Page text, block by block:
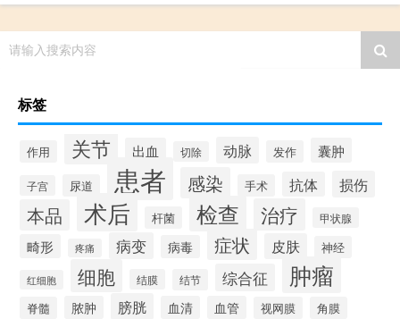
请输入搜索内容
标签
作用 关节 出血 切除 动脉 发作 囊肿
子宫 尿道 患者 感染 手术 抗体 损伤
本品 术后 杆菌 检查 治疗 甲状腺
畸形 疼痛 病变 病毒 症状 皮肤 神经
红细胞 细胞 结膜 结节 综合征 肿瘤
脊髓 脓肿 膀胱 血清 血管 视网膜 角膜